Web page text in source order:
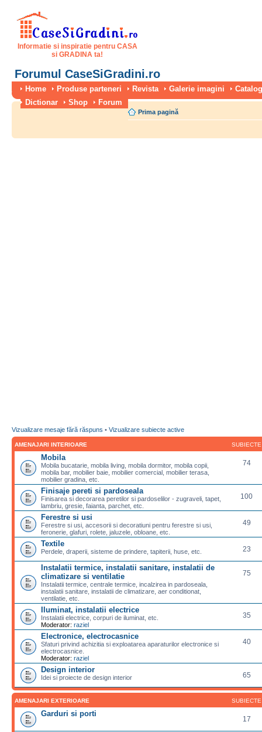
Informatie si inspiratie pentru CASA
si GRADINA ta!
Forumul CaseSiGradini.ro
Home Produse parteneri Revista Galerie imagini
Dictionar
Shop Forum
Prima pagină
Vizualizare mesaje fără răspuns • Vizualizare subiecte active
AMENAJARI INTERIOARE SUBIECTE
Mobila
Mobila bucatarie, mobila living, mobila dormitor, mobila copii,
mobila bar, mobilier baie, mobilier comercial, mobilier terasa,
mobilier gradina, etc.
74
Finisaje pereti si pardoseala
Finisarea si decorarea peretilor si pardoselilor - zugraveli, tapet,
lambriu, gresie, faianta, parchet, etc.
100
Ferestre si usi
Ferestre si usi, accesorii si decoratiuni pentru ferestre si usi,
feronerie, glafuri, rolete, jaluzele, obloane, etc.
49
Textile
Perdele, draperii, sisteme de prindere, tapiterii, huse, etc. 23
Instalatii termice, instalatii sanitare, instalatii de
climatizare si ventilatie
Instalatii termice, centrale termice, incalzirea in pardoseala,
instalatii sanitare, instalatii de climatizare, aer conditionat,
ventilatie, etc.
75
Iluminat, instalatii electrice
Instalatii electrice, corpuri de iluminat, etc.
Moderator: raziel
35
Electronice, electrocasnice
Sfaturi privind achizitia si exploatarea aparaturilor electronice si
electrocasnice.
Moderator: raziel
40
Design interior
Idei si proiecte de design interior 65
AMENAJARI EXTERIOARE SUBIECTE
Garduri si porti
17